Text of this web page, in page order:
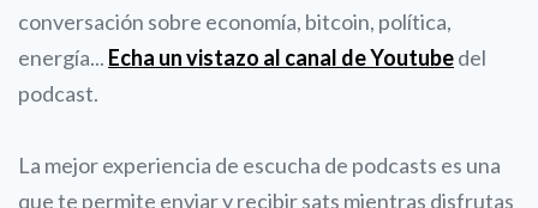
conversación sobre economía, bitcoin, política,
energía... Echa un vistazo al canal de Youtubedel
podcast.
La mejor experiencia de escucha de podcasts es una
que te permite enviar y recibir sats mientras disfrutas